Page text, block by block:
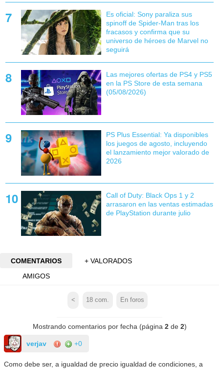
Es oficial: Sony paraliza sus
spinoff de Spider-Man tras los
fracasos y confirma que su
universo de héroes de Marvel no
seguirá
Las mejores ofertas de PS4 y PS5
en la PS Store de esta semana
(05/08/2026)
PS Plus Essential: Ya disponibles
los juegos de agosto, incluyendo
el lanzamiento mejor valorado de
2026
Call of Duty: Black Ops 1 y 2
arrasaron en las ventas estimadas
de PlayStation durante julio
COMENTARIOS
+ VALORADOS
AMIGOS
< 18 com. En foros
Mostrando comentarios por fecha (página 2de 2)
verjav +0
Como debe ser, a igualdad de precio igualdad de condiciones, a